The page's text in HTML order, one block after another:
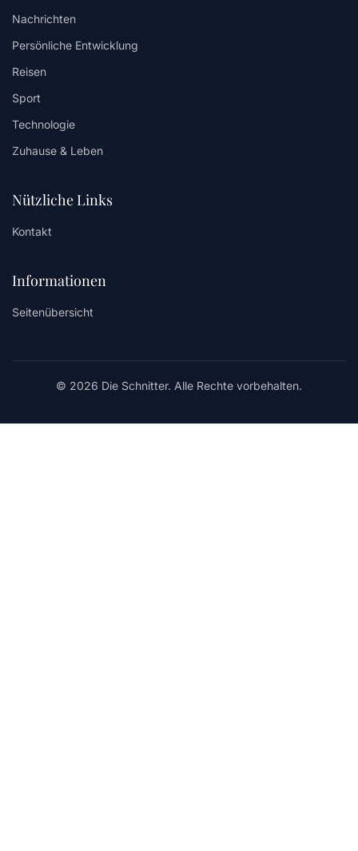
Nachrichten
Persönliche Entwicklung
Reisen
Sport
Technologie
Zuhause & Leben
Nützliche Links
Kontakt
Informationen
Seitenübersicht
© 2026 Die Schnitter. Alle Rechte vorbehalten.